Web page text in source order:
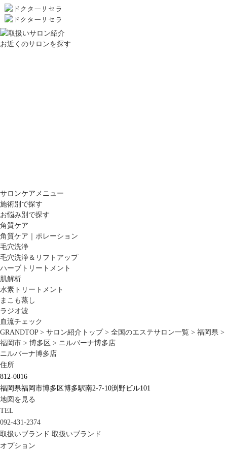
お近くのサロンを探す
サロンケアメニュー
施術別で探す
お悩み別で探す
角質ケア
角質ケア｜ポレーション
毛穴洗浄
毛穴洗浄＆リフトアップ
ハーブトリートメント
肌解析
水素トリートメント
まこも蒸し
ラジオ波
血流チェック
GRANDTOP > サロン紹介トップ > 全国のエステサロン一覧 > 福岡県 >
福岡市 > 博多区 > ニルバーナ博多店
ニルバーナ博多店
住所
812-0016
福岡県福岡市博多区博多駅南2-7-10渕野ビル101
地図を見る
TEL
092-431-2374
取扱いブランド 取扱いブランド
オプション